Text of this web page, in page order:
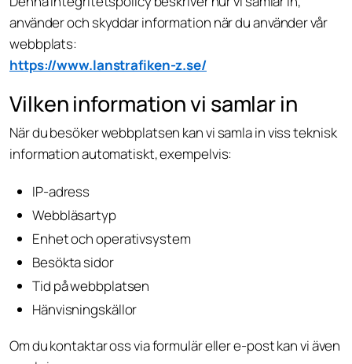
använder och skyddar information när du använder vår
webbplats:
https://www.lanstrafiken-z.se/
Vilken information vi samlar in
När du besöker webbplatsen kan vi samla in viss teknisk
information automatiskt, exempelvis:
IP-adress
Webbläsartyp
Enhet och operativsystem
Besökta sidor
Tid på webbplatsen
Hänvisningskällor
Om du kontaktar oss via formulär eller e-post kan vi även